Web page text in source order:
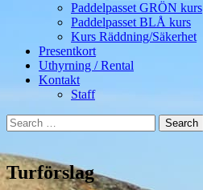
Paddelpasset GRÖN kurs
Paddelpasset BLÅ kurs
Kurs Räddning/Säkerhet
Presentkort
Uthyrning / Rental
Kontakt
Staff
Search
for:
Turförslag